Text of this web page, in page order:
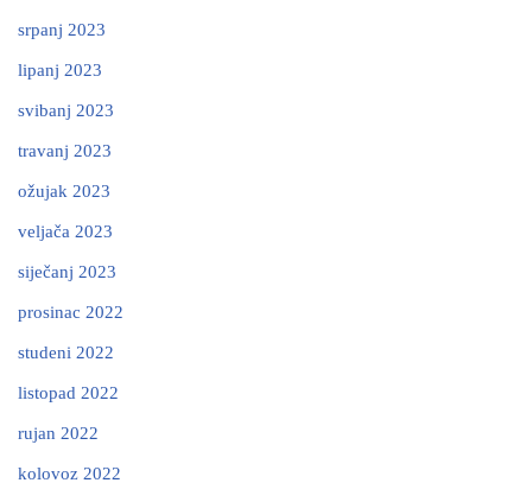
srpanj 2023
lipanj 2023
svibanj 2023
travanj 2023
ožujak 2023
veljača 2023
siječanj 2023
prosinac 2022
studeni 2022
listopad 2022
rujan 2022
kolovoz 2022